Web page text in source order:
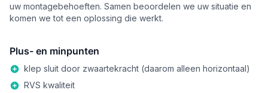
uw montagebehoeften. Samen beoordelen we uw situatie en
komen we tot een oplossing die werkt.
Plus- en minpunten
klep sluit door zwaartekracht (daarom alleen horizontaal)
RVS kwaliteit